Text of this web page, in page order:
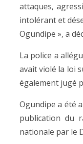
attaques,
intolérant et
Ogundipe », a
La police a
avait violé la loi
également jugé
Ogundipe a été
publication du
nationale par le